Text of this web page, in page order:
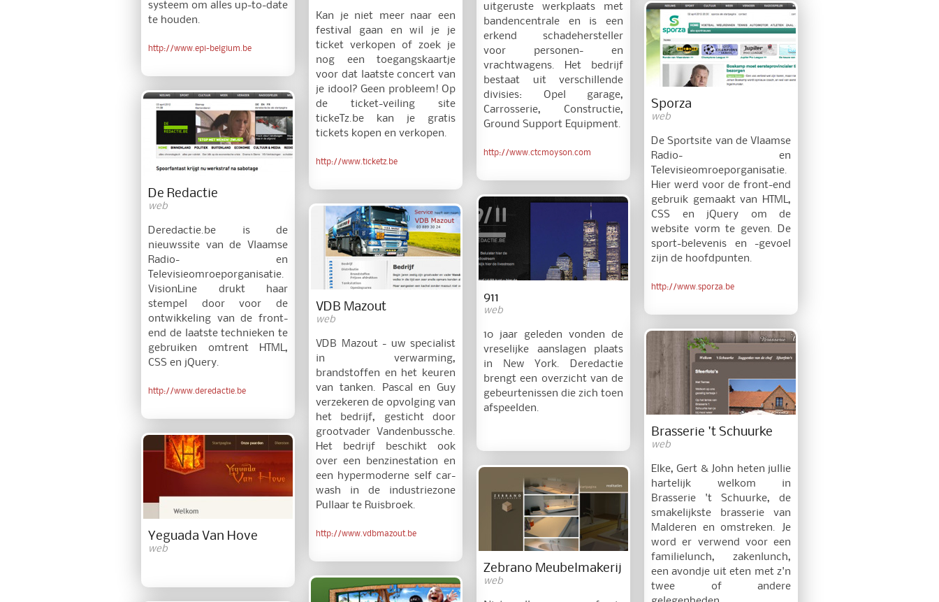
systeem om alles up-to-date
te houden.
http://www.epi-belgium.be
uitgeruste werkplaats met
bandencentrale en is een
erkend schadehersteller
voor personen- en
vrachtwagens. Het bedrijf
bestaat uit verschillende
divisies: Opel garage,
Carrosserie, Constructie,
Ground Support Equipment.
http://www.ctcmoyson.com
Kan je niet meer naar een
festival gaan en wil je je
ticket verkopen of zoek je
nog een toegangskaartje
voor dat laatste concert van
je idool? Geen probleem! Op
de ticket-veiling site
tickeTz.be kan je gratis
tickets kopen en verkopen.
http://www.ticketz.be
Sporza
web
De Sportsite van de Vlaamse
Radio- en
Televisieomroeporganisatie.
Hier werd voor de front-end
gebruik gemaakt van HTML,
CSS en jQuery om de
website vorm te geven. De
sport-belevenis en -gevoel
zijn de hoofdpunten.
http://www.sporza.be
De Redactie
web
Deredactie.be is de
nieuwssite van de Vlaamse
Radio- en
Televisieomroeporganisatie.
VisionLine drukt haar
stempel door voor de
ontwikkeling van de front-
end de laatste technieken te
gebruiken omtrent HTML,
CSS en jQuery.
http://www.deredactie.be
911
web
10 jaar geleden vonden de
vreselijke aanslagen plaats
in New York. Deredactie
brengt een overzicht van de
gebeurtenissen die zich toen
afspeelden.
VDB Mazout
web
VDB Mazout - uw specialist
in verwarming,
brandstoffen en het keuren
van tanken. Pascal en Guy
verzekeren de opvolging van
het bedrijf, gesticht door
grootvader Vandenbussche.
Het bedrijf beschikt ook
over een benzinestation en
een hypermoderne self car-
wash in de industriezone
Pullaar te Ruisbroek.
http://www.vdbmazout.be
Brasserie 't Schuurke
web
Elke, Gert & John heten jullie
hartelijk welkom in
Brasserie 't Schuurke, de
smakelijkste brasserie van
Malderen en omstreken. Je
word er verwend voor een
familielunch, zakenlunch,
een avondje uit eten met z'n
twee of andere
Yeguada Van Hove
web
Zebrano Meubelmakerij
web